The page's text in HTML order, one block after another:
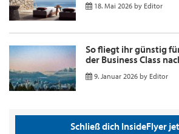
18. Mai 2026 by Editor
So fliegt ihr günstig
der Business Class
9. Januar 2026 by Editor
Schließ dich InsideFlyer